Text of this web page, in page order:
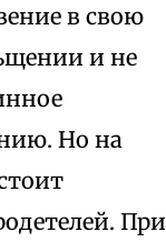
в свою
и не
Но на
При